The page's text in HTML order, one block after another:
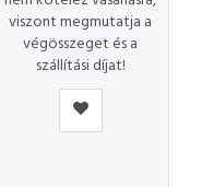
viszont megmutatja a
végösszeget és a
szállítási díjat!